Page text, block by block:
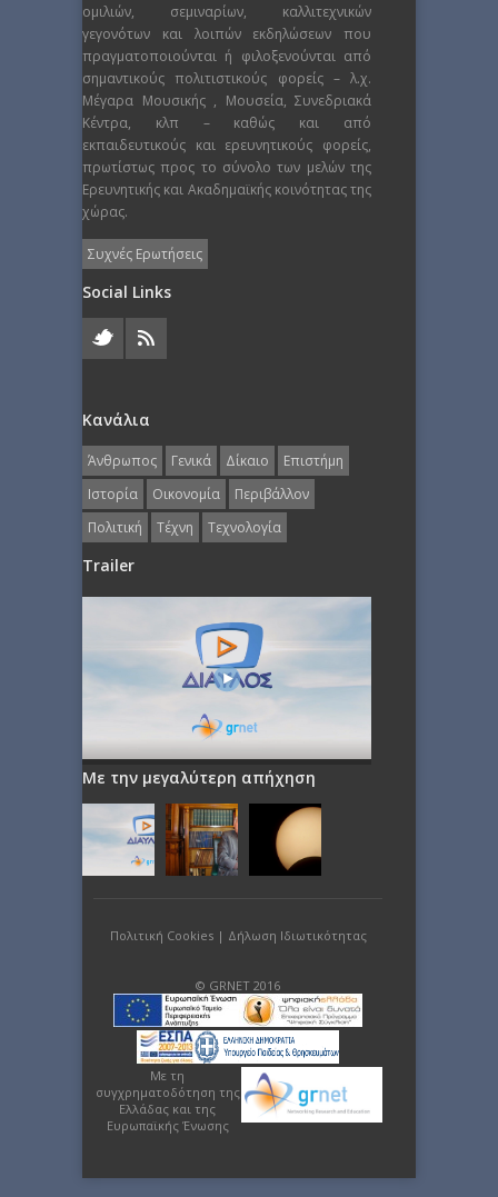
ομιλιών, σεμιναρίων, καλλιτεχνικών
γεγονότων και λοιπών εκδηλώσεων που
πραγματοποιούνται ή φιλοξενούνται από
σημαντικούς πολιτιστικούς φορείς – λ.χ.
Μέγαρα Μουσικής , Μουσεία, Συνεδριακά
Κέντρα, κλπ – καθώς και από
εκπαιδευτικούς και ερευνητικούς φορείς,
πρωτίστως προς το σύνολο των μελών της
Ερευνητικής και Ακαδημαϊκής κοινότητας της
χώρας.
Συχνές Ερωτήσεις
Social Links
Κανάλια
Άνθρωπος Γενικά Δίκαιο
Επιστήμη
Ιστορία
Οικονομία
Περιβάλλον
Πολιτική
Τέχνη Τεχνολογία
Trailer
Με την μεγαλύτερη απήχηση
Πολιτική Cookies| Δήλωση Ιδιωτικότητας
© GRNET 2016
Με τη
συγχρηματοδότηση της
Ελλάδας και της
Ευρωπαϊκής Ένωσης